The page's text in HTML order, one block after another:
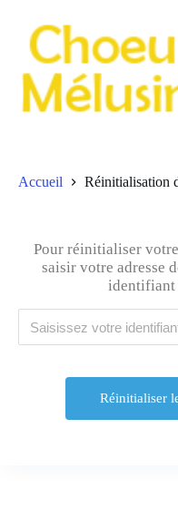
contenu
Accueil Réinitialisation
Pour réinitialiser
saisir votre adresse
identifiant